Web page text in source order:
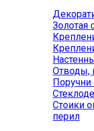
Золотая
Отводы,
Стоики
перил